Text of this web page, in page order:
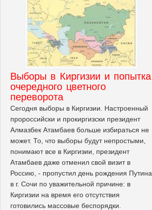
Выборы в Киргизии и попытка
очередного цветного
переворота
Сегодня выборы в Киргизии. Настроенный
пророссийски и прокиргизски президент
Алмазбек Атамбаев больше избираться не
может. То, что выборы будут непростыми,
понимают все в Киргизии, президент
Атамбаев даже отменил свой визит в
Россию, - пропустил день рождения Путина
в г. Сочи по уважительной причине: в
Киргизии на время его отсутствия
готовились массовые беспорядки.